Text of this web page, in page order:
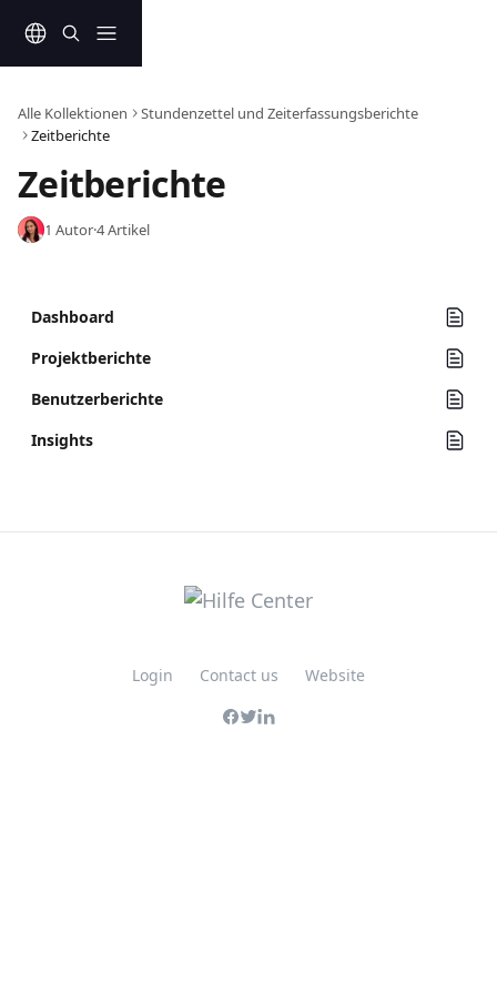
Alle Kollektionen
Stundenzettel und Zeiterfassungsberichte
Zeitberichte
Zeitberichte
1 Autor·4 Artikel
Dashboard
Projektberichte
Benutzerberichte
Insights
Login Contact us Website